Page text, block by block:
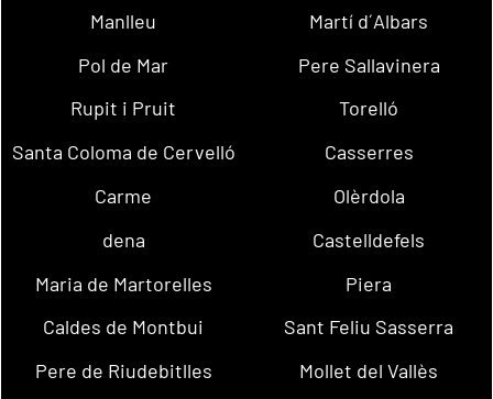
Manlleu
Martí d´Albars
Pol de Mar
Pere Sallavinera
Rupit i Pruit
Torelló
Santa Coloma de Cervelló
Casserres
Carme
Olèrdola
dena
Castelldefels
Maria de Martorelles
Piera
Caldes de Montbui
Sant Feliu Sasserra
Pere de Riudebitlles
Mollet del Vallès